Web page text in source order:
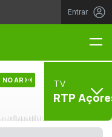
Entrar
NO AR TV
RTP